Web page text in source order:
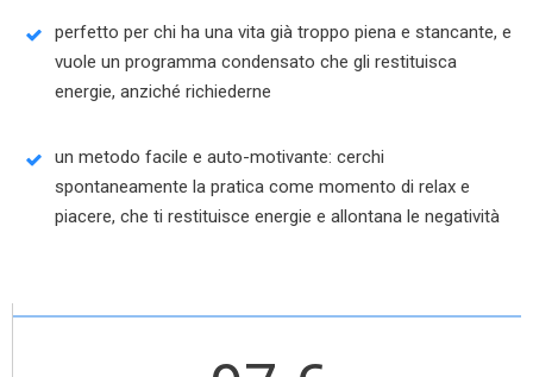
perfetto per chi ha una vita già troppo piena e stancante, e
vuole un programma condensato che gli restituisca
energie, anziché richiederne
un metodo facile e auto-motivante: cerchi
spontaneamente la pratica come momento di relax e
piacere, che ti restituisce energie e allontana le negatività